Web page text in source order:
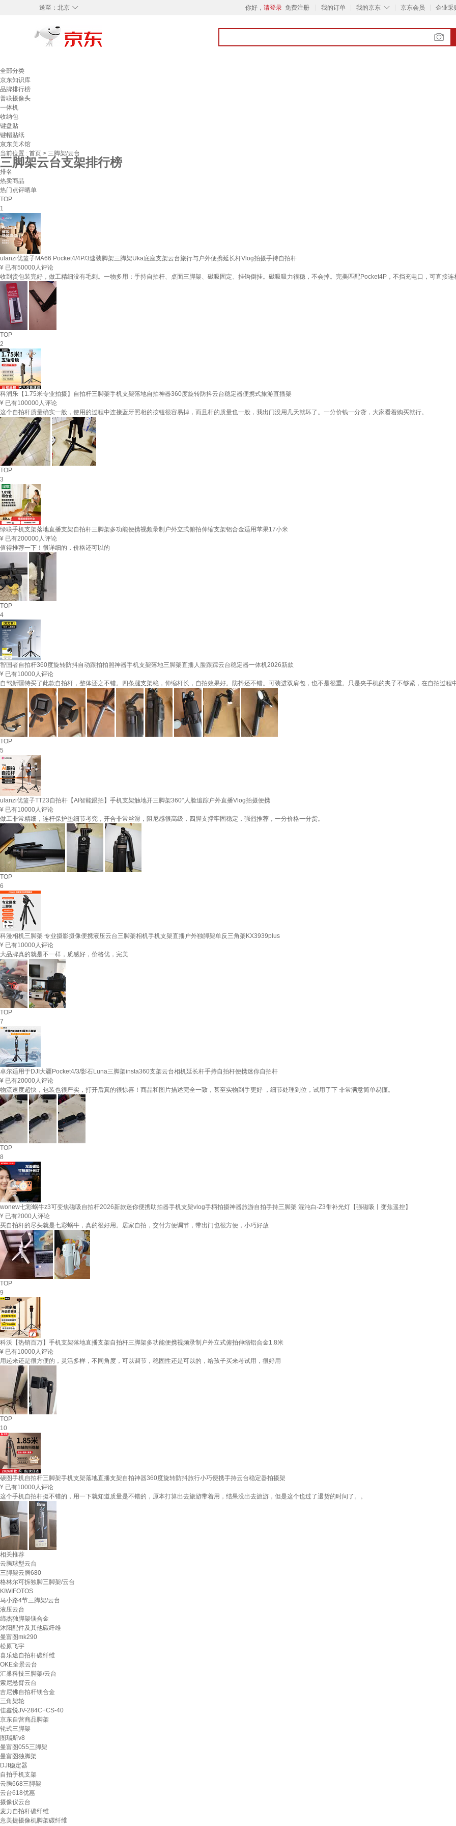
◇
送至： 北京 你好， 请登录 免费注册 我的订单 ◇
我的京东 京东会员 企业采
全部分类
京东知识库
品牌排行榜
普联摄像头
一体机
收纳包
键盘贴
键帽贴纸
京东美术馆
当前位置 : 首页 > 三脚架/云台
三脚架云台支架排行榜
排名
热卖商品
热门点评晒单
TOP
1
ulanzi优篮子MA66 Pocket4/4P/3速装脚架三脚架Uka底座支架云台旅行与户外便携延长杆Vlog拍摄手持自拍杆
¥ 已有50000人评论
收到货包装完好，做工精细没有毛刺。一物多用：手持自拍杆、桌面三脚架、磁吸固定、挂钩倒挂。磁吸吸力很稳，不会掉。完美匹配Pocket4P，不挡充电口，可直接
TOP
2
科润乐【1.75米专业拍摄】自拍杆三脚架手机支架落地自拍神器360度旋转防抖云台稳定器便携式旅游直播架
¥ 已有100000人评论
这个自拍杆质量确实一般，使用的过程中连接蓝牙照相的按钮很容易掉，而且杆的质量也一般，我出门没用几天就坏了。一分价钱一分货，大家看着购买就行。
TOP
3
绿联手机支架落地直播支架自拍杆三脚架多功能便携视频录制户外立式俯拍伸缩支架铝合金适用苹果17小米
¥ 已有200000人评论
值得推荐一下！很详细的，价格还可以的
TOP
4
智国者自拍杆360度旋转防抖自动跟拍拍照神器手机支架落地三脚架直播人脸跟踪云台稳定器一体机2026新款
¥ 已有10000人评论
自驾新疆特买了此款自拍杆，整体还之不错。四条腿支架稳，伸缩杆长，自拍效果好。防抖还不错。可装进双肩包，也不是很重。只是夹手机的夹子不够紧，在自拍过程
TOP
5
ulanzi优篮子TT23自拍杆【AI智能跟拍】手机支架触地开三脚架360°人脸追踪户外直播Vlog拍摄便携
¥ 已有10000人评论
做工非常精细，连杆保护垫细节考究，开合非常丝滑，阻尼感很高级，四脚支撑牢固稳定，强烈推荐，一分价格一分货。
TOP
6
科漫相机三脚架 专业摄影摄像便携液压云台三脚架相机手机支架直播户外独脚架单反三角架KX3939plus
¥ 已有10000人评论
大品牌真的就是不一样，质感好，价格优，完美
TOP
7
卓尔适用于DJI大疆Pocket4/3/影石Luna三脚架insta360支架云台相机延长杆手持自拍杆便携迷你自拍杆
¥ 已有20000人评论
物流速度超快，包装也很严实，打开后真的很惊喜！商品和图片描述完全一致，甚至实物到手更好 ，细节处理到位，试用了下 非常满意简单易懂。
TOP
8
wonew七彩蜗牛z3可变焦磁吸自拍杆2026新款迷你便携助拍器手机支架vlog手柄拍摄神器旅游自拍手持三脚架 混沌白-Z3带补光灯【强磁吸丨变焦遥控】
¥ 已有2000人评论
买自拍杆的尽头就是七彩蜗牛，真的很好用。居家自拍，交付方便调节，带出门也很方便，小巧好放
TOP
9
科沃【热销百万】手机支架落地直播支架自拍杆三脚架多功能便携视频录制户外立式俯拍伸缩铝合金1.8米
¥ 已有10000人评论
用起来还是很方便的，灵活多样，不同角度，可以调节，稳固性还是可以的，给孩子买来考试用，很好用
TOP
10
硕图手机自拍杆三脚架手机支架落地直播支架自拍神器360度旋转防抖旅行小巧便携手持云台稳定器拍摄架
¥ 已有10000人评论
这个手机自拍杆挺不错的，用一下就知道质量是不错的，原本打算出去旅游带着用，结果没出去旅游，但是这个也过了退货的时间了。。
相关推荐
云腾球型云台
三脚架云腾680
格林尔可拆独脚三脚架/云台
KIWIFOTOS
马小路4节三脚架/云台
液压云台
缔杰独脚架镁合金
沐阳配件及其他碳纤维
曼富图mk290
松原飞宇
喜乐途自拍杆碳纤维
OKE全景云台
汇巢科技三脚架/云台
索尼悬臂云台
吉尼佛自拍杆镁合金
三角架轮
佳鑫悦JV-284C+CS-40
京东自营商品脚架
轮式三脚架
图瑞斯v8
曼富图055三脚架
曼富图独脚架
DJI稳定器
自拍手机支架
云腾668三脚架
云台618优惠
摄像仪云台
麦力自拍杆碳纤维
意美捷摄像机脚架碳纤维